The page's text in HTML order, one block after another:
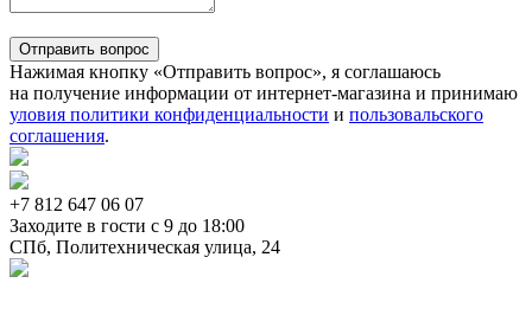
Отправить вопрос
Нажимая кнопку «Отправить вопрос», я соглашаюсь
на получение информации от интернет-магазина и принимаю
уловия политики конфиденциальности и пользовальского
соглашения.
+7 812 647 06 07
Заходите в гости c 9 до 18:00
СПб, Политехническая улица, 24